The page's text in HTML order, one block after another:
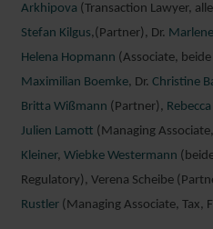
Arkhipova (Transaction Lawyer,
Stefan Kilgus,(Partner), Dr.
Helena Hopmann (Associate,
Maximilian Boemke, Dr. Christine
Britta Wißmann (Partner),
Julien Lamott (Managing
Kleiner, Wiebke Westermann
Regulatory), Verena Scheibe
Rustler (Managing Associate, Tax,
DR. JULIEN
LAMOTT